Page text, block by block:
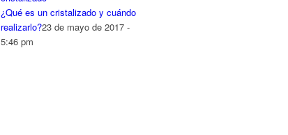
¿Qué es un cristalizado y cuándo
realizarlo?23 de mayo de 2017 -
5:46 pm